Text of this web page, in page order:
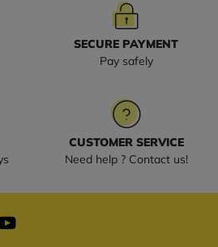
SECURE PAYMENT
Pay safely
CUSTOMER SERVICE
Need help ? Contact us!